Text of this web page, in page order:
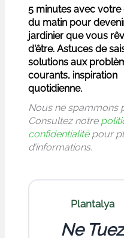
5 minutes avec votre
du matin pour
jardinier que vous
d'être. Astuces de
solutions aux
courants, inspiration
quotidienne.
Nous ne spammons
Consultez notre
confidentialitépour
d’informations.
Plantalya
Ne Tuez